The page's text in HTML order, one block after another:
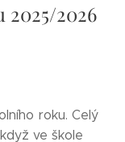
2026
roku. Celý
ve škole